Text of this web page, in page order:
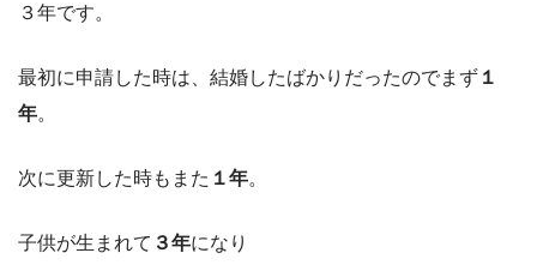
３年です。
最初に申請した時は、結婚したばかりだったのでまず １
年。
次に更新した時もまた １年。
子供が生まれて ３年になり